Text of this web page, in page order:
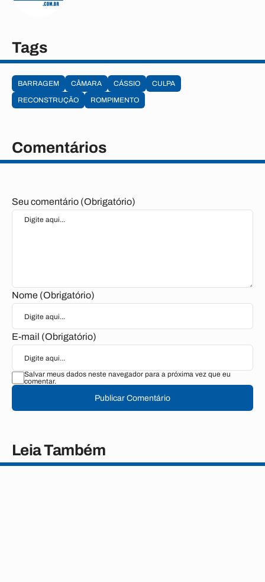
Tags
BARRAGEM CÂMARA CÁSSIO
CULPA
RECONSTRUÇÃO
ROMPIMENTO
Comentários
Seu comentário (Obrigatório)
Nome (Obrigatório)
E-mail (Obrigatório)
Salvar meus dados neste navegador para a próxima vez que eu
comentar.
Publicar Comentário
Leia Também